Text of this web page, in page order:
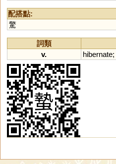
配搭點:
驚
詞類
v.
hibernate;